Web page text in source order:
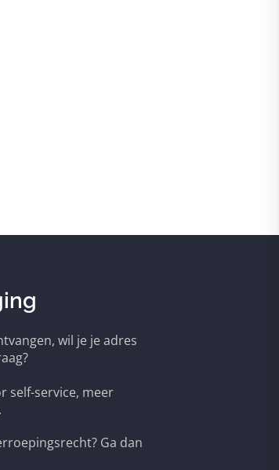
wil je je adres
self-service, meer
Ga dan